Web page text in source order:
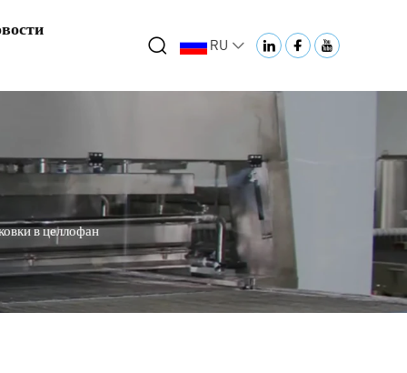
RU
в целлофан